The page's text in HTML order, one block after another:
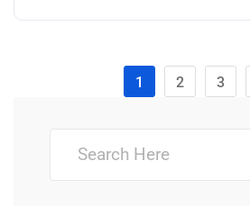
1 2 3